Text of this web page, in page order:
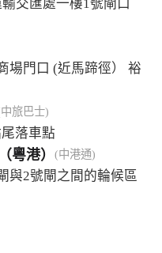
交匯處一樓1號閘口
場門口 (近馬蹄徑） 裕
旅巴士)
落車點
粵港） (中港通)
與2號閘之間的輪候區